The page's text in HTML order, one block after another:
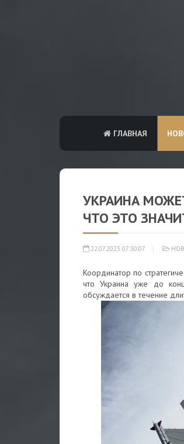
ГЛАВНАЯ
УКРАИНА
ЧТО ЭТО
22.07.2023 07:30:07
Координатор по
что Украина уже до
обсуждается в течение